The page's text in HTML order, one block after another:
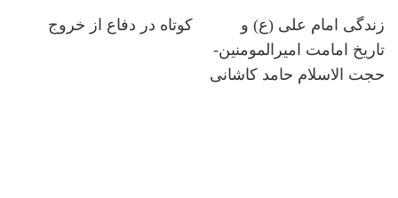
زندگی امام علی (ع) و
تاریخ امامت امیرالمومنین-
حجت الاسلام حامد کاشانی
کوتاه در دفاع از خروج